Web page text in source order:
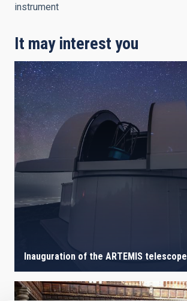
instrument
It may interest you
Inauguration of the ARTEMIS telescope